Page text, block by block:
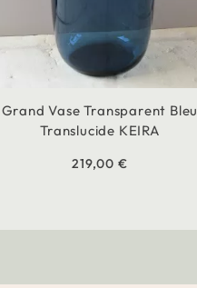
Grand Vase Transparent Bleu
Translucide KEIRA
219,00 €